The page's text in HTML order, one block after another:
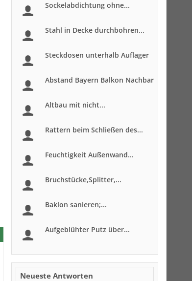
Sockelabdichtung ohne...
Stahl in Decke durchbohren...
Steckdosen unterhalb Auflager
Abstand Bayern Balkon Nachbar
Altbau mit nicht...
Rattern beim Schließen des...
Feuchtigkeit Außenwand...
Bruchstücke,Splitter,...
Baklon sanieren;...
Aufgeblühter Putz über...
Neueste Antworten